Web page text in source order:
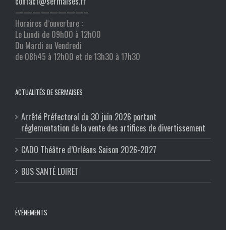
————————–
Horaires d’ouverture :
Le Lundi de 09h00 à 12h00
Du Mardi au Vendredi
de 08h45 à 12h00 et de 13h30 à 17h30
ACTUALITÉS DE SERMAISES
Arrêté Préfectoral du 30 juin 2026 portant
réglementation de la vente des artifices de divertissement
CADO Théâtre d’Orléans Saison 2026-2027
BUS SANTÉ LOIRET
ÉVÉNEMENTS